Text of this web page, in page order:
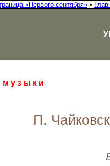
«Первого сентября»•
у з ы к и
П.